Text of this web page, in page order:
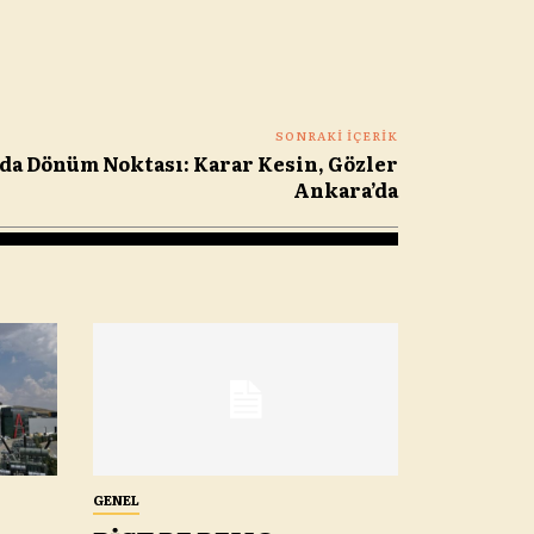
SONRAKI İÇERIK
Dönüm Noktası: Karar Kesin, Gözler
Ankara’da
GENEL